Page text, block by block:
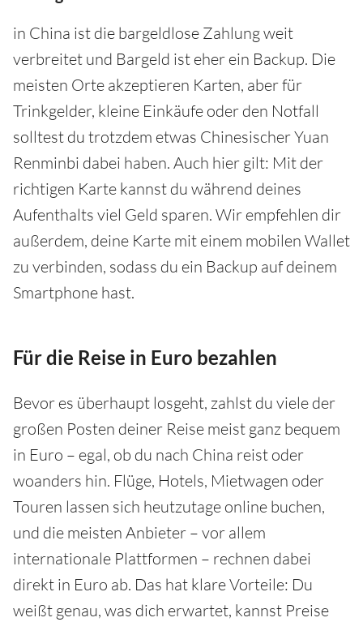
in China ist die bargeldlose Zahlung weit
verbreitet und Bargeld ist eher ein Backup. Die
meisten Orte akzeptieren Karten, aber für
Trinkgelder, kleine Einkäufe oder den Notfall
solltest du trotzdem etwas Chinesischer Yuan
Renminbi dabei haben. Auch hier gilt: Mit der
richtigen Karte kannst du während deines
Aufenthalts viel Geld sparen. Wir empfehlen dir
außerdem, deine Karte mit einem mobilen Wallet
zu verbinden, sodass du ein Backup auf deinem
Smartphone hast.
Für die Reise in Euro bezahlen
Bevor es überhaupt losgeht, zahlst du viele der
großen Posten deiner Reise meist ganz bequem
in Euro – egal, ob du nach China reist oder
woanders hin. Flüge, Hotels, Mietwagen oder
Touren lassen sich heutzutage online buchen,
und die meisten Anbieter – vor allem
internationale Plattformen – rechnen dabei
direkt in Euro ab. Das hat klare Vorteile: Du
weißt genau, was dich erwartet, kannst Preise